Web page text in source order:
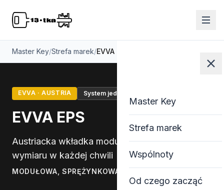
Master Key
Strefa marek
Wspólnoty
Od czego zacząć
Master Key/Strefa marek/EVVA EPS
EVVA · AUSTRIA System jednego klucza
EVVA EPS
Austriacka wkładka modułowa — wymiana
wymiaru w każdej chwili
MODUŁOWA, SPRĘŻYNKOWA